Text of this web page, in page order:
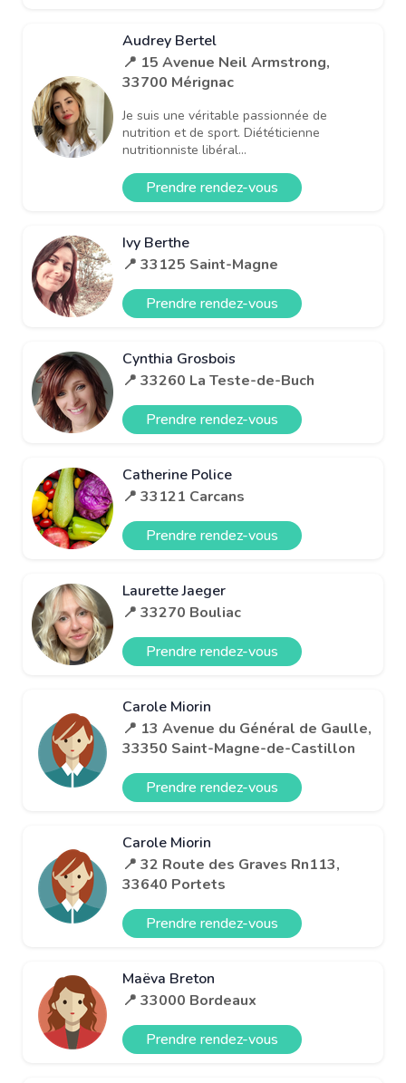
Audrey Bertel
📍 15 Avenue Neil Armstrong,
33700 Mérignac
Je suis une véritable passionnée de
nutrition et de sport. Diététicienne
nutritionniste libéral...
Prendre rendez-vous
Ivy Berthe
📍 33125 Saint-Magne
Prendre rendez-vous
Cynthia Grosbois
📍 33260 La Teste-de-Buch
Prendre rendez-vous
Catherine Police
📍 33121 Carcans
Prendre rendez-vous
Laurette Jaeger
📍 33270 Bouliac
Prendre rendez-vous
Carole Miorin
📍 13 Avenue du Général de Gaulle,
33350 Saint-Magne-de-Castillon
Prendre rendez-vous
Carole Miorin
📍 32 Route des Graves Rn113,
33640 Portets
Prendre rendez-vous
Maëva Breton
📍 33000 Bordeaux
Prendre rendez-vous